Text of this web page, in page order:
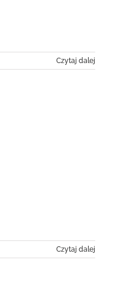
Czytaj dalej
Czytaj dalej